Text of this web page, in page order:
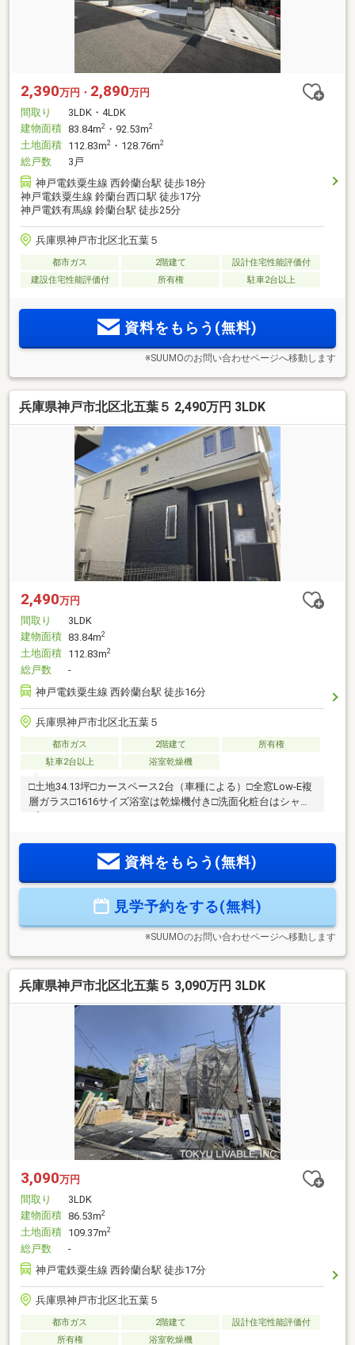
2,390万円・ 2,890万円
間取り
3LDK・4LDK
建物面積 83.84m2 ・92.53m2
土地面積 112.83m2 ・128.76m2
総戸数
3戸
神戸電鉄粟生線 西鈴蘭台駅 徒歩18分
神戸電鉄粟生線 鈴蘭台西口駅 徒歩17分
神戸電鉄有馬線 鈴蘭台駅 徒歩25分
兵庫県神戸市北区北五葉５
都市ガス 2階建て
設計住宅性能評価付
建設住宅性能評価付
所有権 駐車2台以上
資料をもらう(無料)
※SUUMOのお問い合わせページへ移動します
兵庫県神戸市北区北五葉５ 2,490万円 3LDK
2,490万円
間取り
3LDK
建物面積 83.84m2
土地面積 112.83m2
総戸数
-
神戸電鉄粟生線 西鈴蘭台駅 徒歩16分
兵庫県神戸市北区北五葉５
都市ガス 2階建て
所有権
駐車2台以上
浴室乾燥機
□土地34.13坪□カースペース2台（車種による）□全窓Low-E複
層ガラス□1616サイズ浴室は乾燥機付き□洗面化粧台はシャン
資料をもらう(無料)
見学予約をする(無料)
※SUUMOのお問い合わせページへ移動します
兵庫県神戸市北区北五葉５ 3,090万円 3LDK
3,090万円
間取り
3LDK
建物面積 86.53m2
土地面積 109.37m2
総戸数
-
神戸電鉄粟生線 西鈴蘭台駅 徒歩17分
兵庫県神戸市北区北五葉５
都市ガス 2階建て
設計住宅性能評価付
所有権
浴室乾燥機